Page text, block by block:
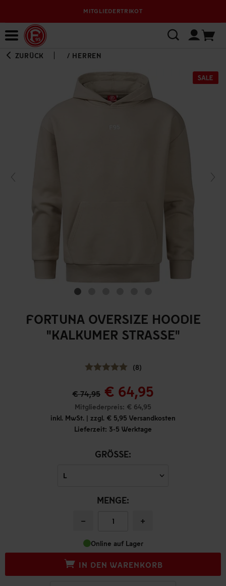
MITGLIEDERTRIKOT
ZURÜCK / HERREN
FORTUNA OVERSIZE HOODIE
"KALKUMER STRASSE"
(8)
€ 74,95 € 64,95
Mitgliederpreis: € 64,95
inkl. MwSt. | zzgl. € 5,95 Versandkosten
Lieferzeit: 3-5 Werktage
GRÖSSE:
MENGE:
− +
Online auf Lager
IN DEN WARENKORB